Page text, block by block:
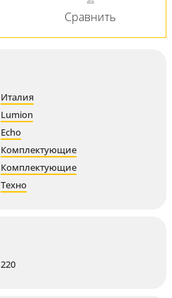
Италия
Lumion
Echo
Комплектующие
Комплектующие
Техно
220